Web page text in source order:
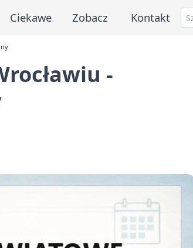
Ciekawe Zobacz Kontakt
-